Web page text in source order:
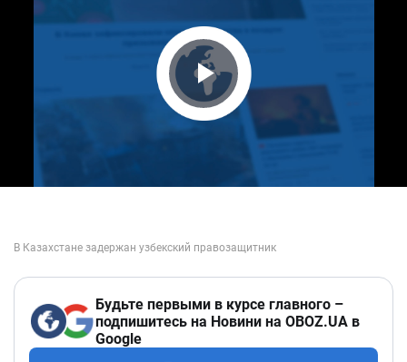
Play Video
Будьте первыми в курсе главного –
подпишитесь на Новини на OBOZ.UA в
Google